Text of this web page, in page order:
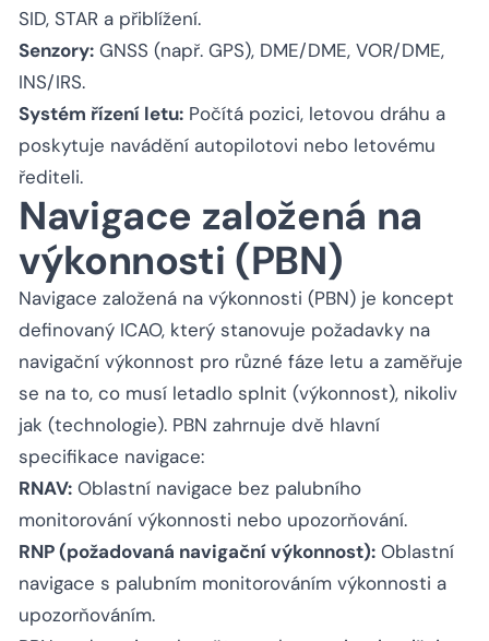
SID, STAR a přiblížení.
Senzory: GNSS (např. GPS), DME/DME, VOR/DME,
INS/IRS.
Systém řízení letu: Počítá pozici, letovou dráhu a
poskytuje navádění autopilotovi nebo letovému
řediteli.
Navigace založená na
výkonnosti (PBN)
Navigace založená na výkonnosti (PBN) je koncept
definovaný ICAO, který stanovuje požadavky na
navigační výkonnost pro různé fáze letu a zaměřuje
se na to, co musí letadlo splnit (výkonnost), nikoliv
jak (technologie). PBN zahrnuje dvě hlavní
specifikace navigace:
RNAV: Oblastní navigace bez palubního
monitorování výkonnosti nebo upozorňování.
RNP (požadovaná navigační výkonnost): Oblastní
navigace s palubním monitorováním výkonnosti a
upozorňováním.